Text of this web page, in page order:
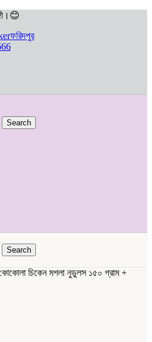
ফরিদপুর
Search
Search
চিকেন মশলা নুডুলস ১৫০ গ্রাম +